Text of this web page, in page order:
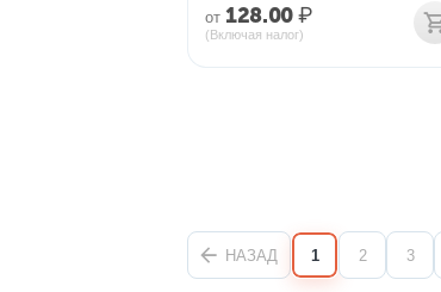
от 128.00₽
(Включая налог)
НАЗАД 1 2 3